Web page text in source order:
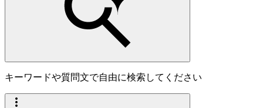
キーワードや質問文で自由に検索してください